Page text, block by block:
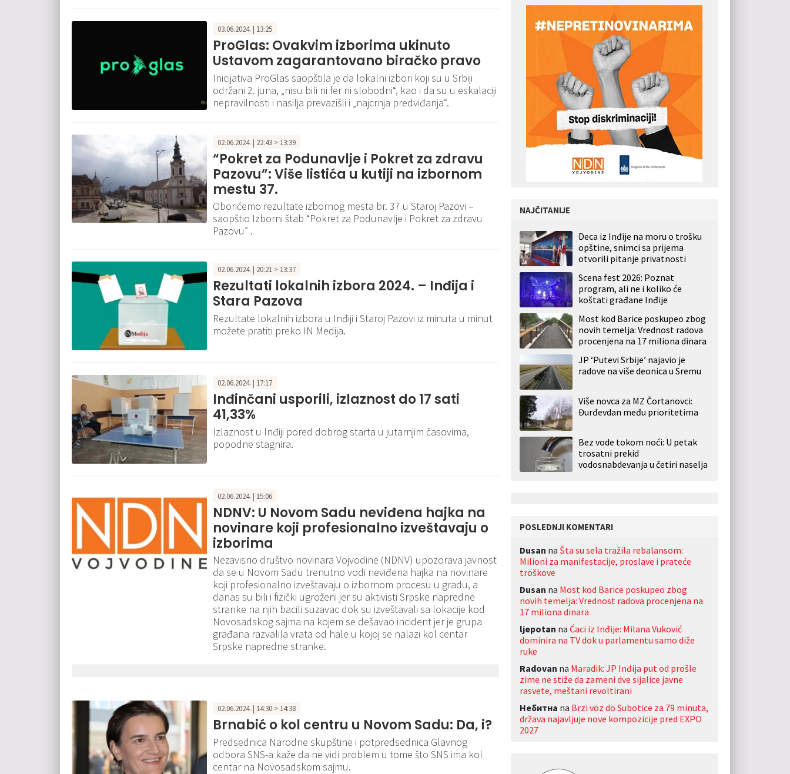
03.06.2024. | 13:25
ProGlas: Ovakvim izborima ukinuto
Ustavom zagarantovano biračko pravo
Inicijativa ProGlas saopštila je da lokalni izbori koji su u Srbiji
održani 2. juna, „nisu bili ni fer ni slobodni“, kao i da su u eskalaciji
nepravilnosti i nasilja prevazišli i „najcrnja predviđanja“.
02.06.2024. | 22:43 > 13:39
“Pokret za Podunavlje i Pokret za zdravu
Pazovu”: Više listića u kutiji na izbornom
mestu 37.
Oborićemo rezultate izbornog mesta br. 37 u Staroj Pazovi –
saopštio Izborni štab “Pokret za Podunavlje i Pokret za zdravu
Pazovu” .
02.06.2024. | 20:21 > 13:37
Rezultati lokalnih izbora 2024. – Inđija i
Stara Pazova
Rezultate lokalnih izbora u Inđiji i Staroj Pazovi iz minuta u minut
možete pratiti preko IN Medija.
02.06.2024. | 17:17
Inđinčani usporili, izlaznost do 17 sati
41,33%
Izlaznost u Inđiji pored dobrog starta u jutarnjim časovima,
popodne stagnira.
02.06.2024. | 15:06
NDNV: U Novom Sadu neviđena hajka na
novinare koji profesionalno izveštavaju o
izborima
Nezavisno društvo novinara Vojvodine (NDNV) upozorava javnost
da se u Novom Sadu trenutno vodi neviđena hajka na novinare
koji profesionalno izveštavaju o izbornom procesu u gradu, a
danas su bili i fizički ugroženi jer su aktivisti Srpske napredne
stranke na njih bacili suzavac dok su izveštavali sa lokacije kod
Novosadskog sajma na kojem se dešavao incident jer je grupa
građana razvalila vrata od hale u kojoj se nalazi kol centar
Srpske napredne stranke.
02.06.2024. | 14:30 > 14:38
Brnabić o kol centru u Novom Sadu: Da, i?
Predsednica Narodne skupštine i potpredsednica Glavnog
odbora SNS-a kaže da ne vidi problem u tome što SNS ima kol
centar na Novosadskom sajmu.
NAJČITANIJE
Deca iz Inđije na moru o trošku
opštine, snimci sa prijema
otvorili pitanje privatnosti
Scena fest 2026: Poznat
program, ali ne i koliko će
koštati građane Inđije
Most kod Barice poskupeo zbog
novih temelja: Vrednost radova
procenjena na 17 miliona dinara
JP ‘Putevi Srbije’ najavio je
radove na više deonica u Sremu
Više novca za MZ Čortanovci:
Đurđevdan među prioritetima
Bez vode tokom noći: U petak
trosatni prekid
vodosnabdevanja u četiri naselja
POSLEDNJI KOMENTARI
Dusan na Šta su sela tražila rebalansom:
Milioni za manifestacije, proslave i prateće
troškove
Dusan na Most kod Barice poskupeo zbog
novih temelja: Vrednost radova procenjena na
17 miliona dinara
ljepotan na Ćaci iz Inđije: Milana Vuković
dominira na TV dok u parlamentu samo diže
ruke
Radovan na Maradik: JP Inđija put od prošle
zime ne stiže da zameni dve sijalice javne
rasvete, meštani revoltirani
Небитна na Brzi voz do Subotice za 79 minuta,
država najavljuje nove kompozicije pred EXPO
2027